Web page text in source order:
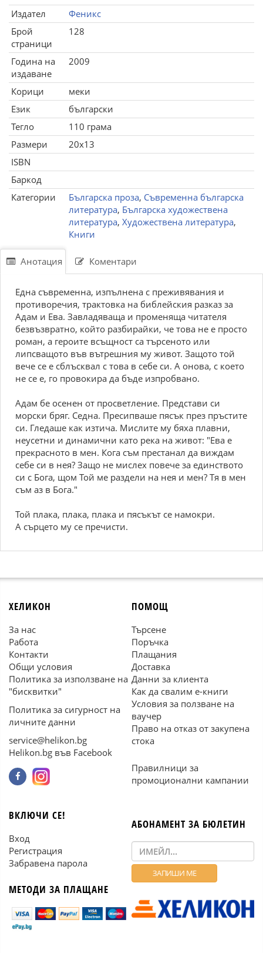
Издател
Феникс
Брой
страници
128
Година на
издаване
2009
Корици
меки
Език
български
Тегло
110 грама
Размери
20x13
ISBN
Баркод
Категории
Българска проза, Съвременна българска
литература, Българска художествена
литература, Художествена литература,
Книги
Анотация Коментари
Една съвременна, изпълнена с преживявания и
противоречия, трактовка на библейския разказ за
Адам и Ева. Завладяваща и променяща читателя
безвъзвратно, който разбирайки, че това не е просто
роман, а героите всъщност са търсеното или
липсващото във вътрешния му живот. Защото той
вече се е сблъсквал с това в себе си. А онова, с което
не се е, го провокира да бъде изпробвано.
Адам бе осенен от просветление. Представи си
морски бряг. Седна. Пресипваше пясък през пръстите
си. Гледаше как изтича. Мислите му бяха плавни,
неусетни и динамични като река на живот: "Ева е
прекрасното в мен. Кога съм престанал да виждам
себе си в нея? Защо не мислех повече за единството
си с Бога, щом Той ме раздели на нея и мен? Тя в мен
съм аз в Бога."
Той плака, плака, плака и пясъкът се намокри.
А сърцето му се пречисти.
ХЕЛИКОН
За нас
Работа
Контакти
Общи условия
Политика за използване на
"бисквитки"
Политика за сигурност на
личните данни
service@helikon.bg
Helikon.bg във Facebook
ПОМОЩ
Търсене
Поръчка
Плащания
Доставка
Данни за клиента
Как да свалим е-книги
Условия за ползване на
ваучер
Право на отказ от закупена
стока
Правилници за
промоционални кампании
ВКЛЮЧИ СЕ!
Вход
Регистрация
Забравена парола
МЕТОДИ ЗА ПЛАЩАНЕ
АБОНАМЕНТ ЗА БЮЛЕТИН